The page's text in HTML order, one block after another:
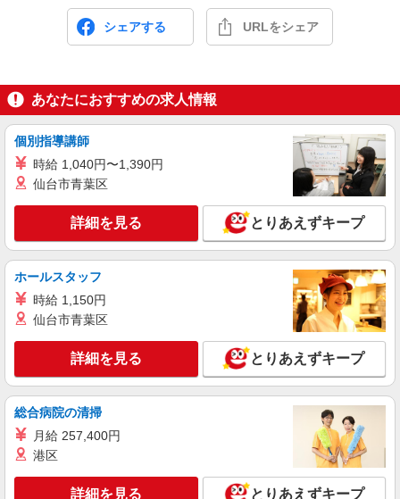
シェアする URLをシェア
あなたにおすすめの求人情報
個別指導講師
時給 1,040円〜1,390円
仙台市青葉区
詳細を見る とりあえずキープ
ホールスタッフ
時給 1,150円
仙台市青葉区
詳細を見る とりあえずキープ
総合病院の清掃
月給 257,400円
港区
詳細を見る とりあえずキープ